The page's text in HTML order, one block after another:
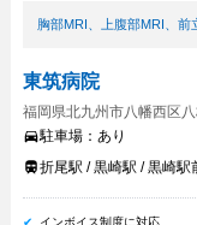
胸部MRI 上腹部MRI 前
東筑病院
福岡県北九州市八幡西区
駐車場： あり
折尾駅 / 黒崎駅 / 黒崎駅
インボイス制度に対応